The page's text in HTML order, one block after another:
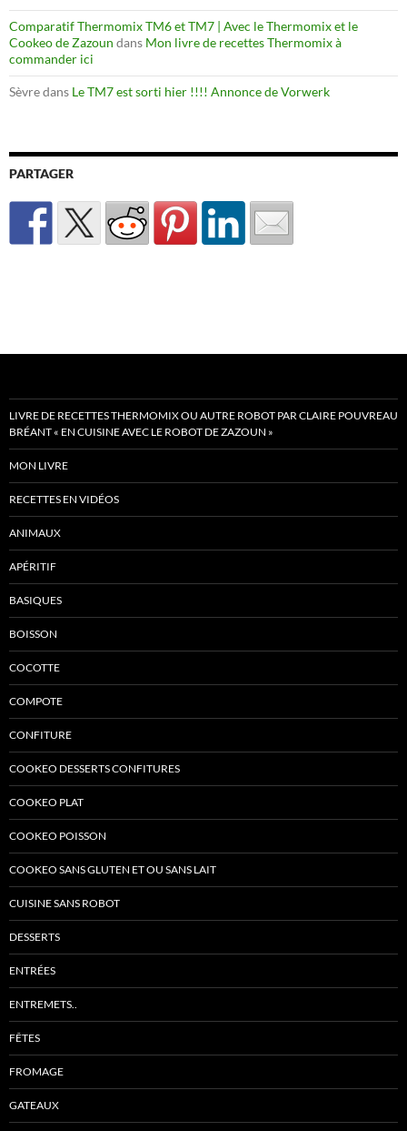
Comparatif Thermomix TM6 et TM7 | Avec le Thermomix et le
Cookeo de Zazoun dans Mon livre de recettes Thermomix à
commander ici
Sèvredans Le TM7 est sorti hier !!!! Annonce de Vorwerk
PARTAGER
LIVRE DE RECETTES THERMOMIX OU AUTRE ROBOT PAR CLAIRE POUVREAU
BRÉANT « EN CUISINE AVEC LE ROBOT DE ZAZOUN »
MON LIVRE
RECETTES EN VIDÉOS
ANIMAUX
APÉRITIF
BASIQUES
BOISSON
COCOTTE
COMPOTE
CONFITURE
COOKEO DESSERTS CONFITURES
COOKEO PLAT
COOKEO POISSON
COOKEO SANS GLUTEN ET OU SANS LAIT
CUISINE SANS ROBOT
DESSERTS
ENTRÉES
ENTREMETS..
FÊTES
FROMAGE
GATEAUX